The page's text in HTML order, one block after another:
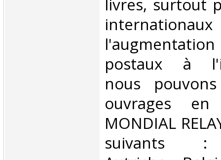
livres, surtout
internationaux
postaux à
nous
ouvrages
MONDIAL
suivants :